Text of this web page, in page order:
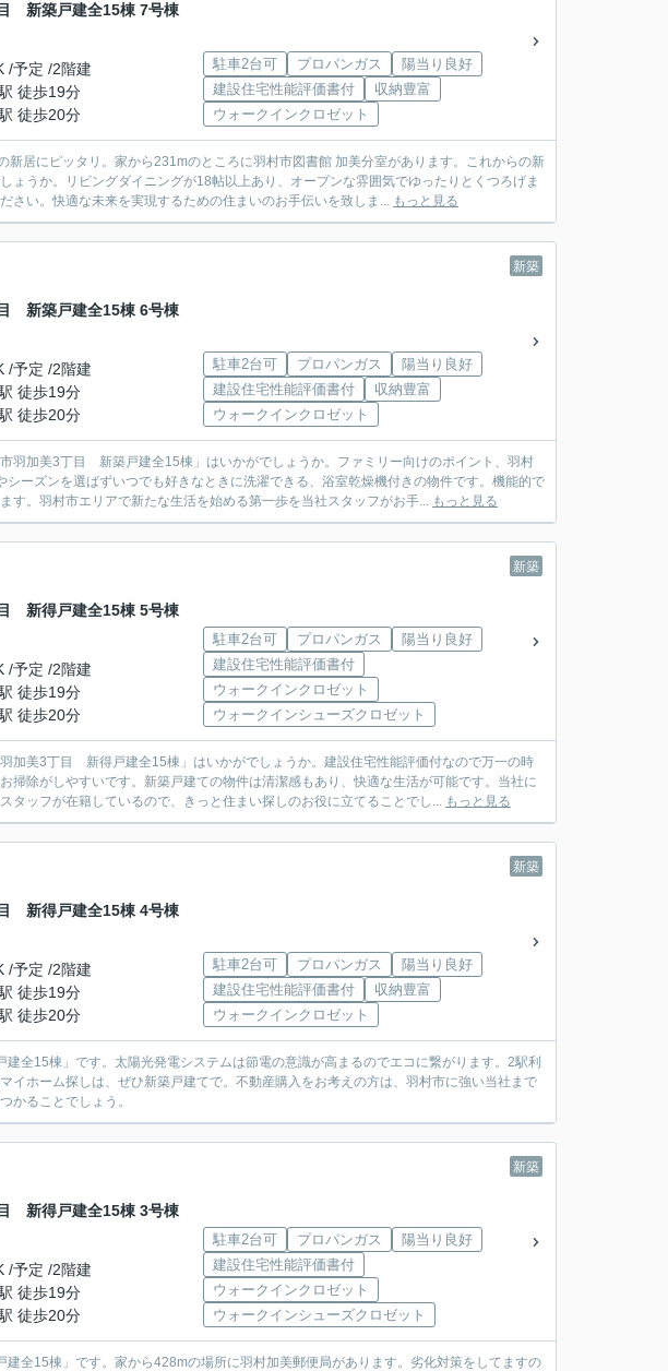
新築戸建全15棟 7号棟
/予定 /2階建
徒歩19分
徒歩20分
駐車2台可 プロパンガス
陽当り良好
建設住宅性能評価書付
収納豊富
ウォークインクロゼット
居にピッタリ。家から231mのところに羽村市図書館 加美分室があります。これからの新
ょうか。リビングダイニングが18帖以上あり、オープンな雰囲気でゆったりとくつろげま
さい。快適な未来を実現するための住まいのお手伝いを致しま... もっと見る
新築
新築戸建全15棟 6号棟
/予定 /2階建
徒歩19分
徒歩20分
駐車2台可 プロパンガス
陽当り良好
建設住宅性能評価書付
収納豊富
ウォークインクロゼット
羽加美3丁目 新築戸建全15棟」はいかがでしょうか。ファミリー向けのポイント、羽村
ーズンを選ばずいつでも好きなときに洗濯できる、浴室乾燥機付きの物件です。機能的で
す。羽村市エリアで新たな生活を始める第一歩を当社スタッフがお手... もっと見る
新築
新得戸建全15棟 5号棟
/予定 /2階建
徒歩19分
徒歩20分
駐車2台可 プロパンガス
陽当り良好
建設住宅性能評価書付
ウォークインクロゼット
ウォークインシューズクロゼット
加美3丁目 新得戸建全15棟」はいかがでしょうか。建設住宅性能評価付なので万一の時
掃除がしやすいです。新築戸建ての物件は清潔感もあり、快適な生活が可能です。当社に
タッフが在籍しているので、きっと住まい探しのお役に立てることでし... もっと見る
新築
新得戸建全15棟 4号棟
/予定 /2階建
徒歩19分
徒歩20分
駐車2台可 プロパンガス
陽当り良好
建設住宅性能評価書付
収納豊富
ウォークインクロゼット
全15棟」です。太陽光発電システムは節電の意識が高まるのでエコに繋がります。2駅利
イホーム探しは、ぜひ新築戸建てで。不動産購入をお考えの方は、羽村市に強い当社まで
かることでしょう。
新築
新得戸建全15棟 3号棟
/予定 /2階建
徒歩19分
徒歩20分
駐車2台可 プロパンガス
陽当り良好
建設住宅性能評価書付
ウォークインクロゼット
ウォークインシューズクロゼット
全15棟」です。家から428mの場所に羽村加美郵便局があります。劣化対策をしてますの